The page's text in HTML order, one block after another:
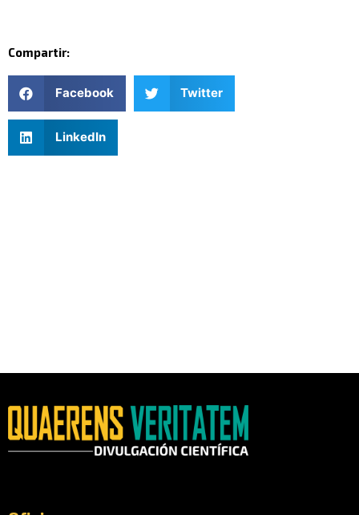
Compartir:
Facebook Twitter
LinkedIn